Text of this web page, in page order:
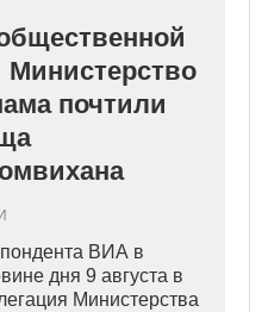
Министерство
почтили
ВИА в
дня 9 августа в
Министерства